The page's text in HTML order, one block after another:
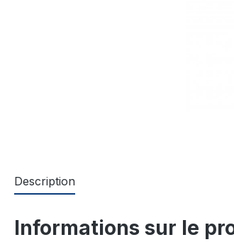
Description
Informations sur le